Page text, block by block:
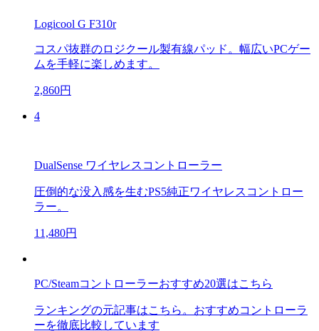
Logicool G F310r
コスパ抜群のロジクール製有線パッド。幅広いPCゲー
ムを手軽に楽しめます。
2,860円
4
DualSense ワイヤレスコントローラー
圧倒的な没入感を生むPS5純正ワイヤレスコントロー
ラー。
11,480円
PC/Steamコントローラーおすすめ20選はこちら
ランキングの元記事はこちら。おすすめコントローラ
ーを徹底比較しています